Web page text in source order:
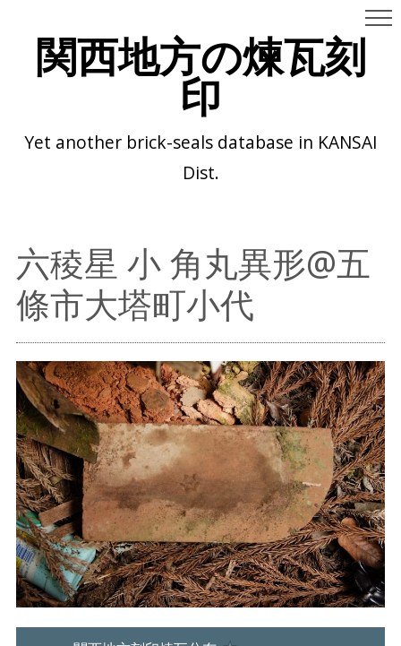
関西地方の煉瓦刻
印
Yet another brick-seals database in KANSAI
Dist.
六稜星 小 角丸異形@五
條市大塔町小代